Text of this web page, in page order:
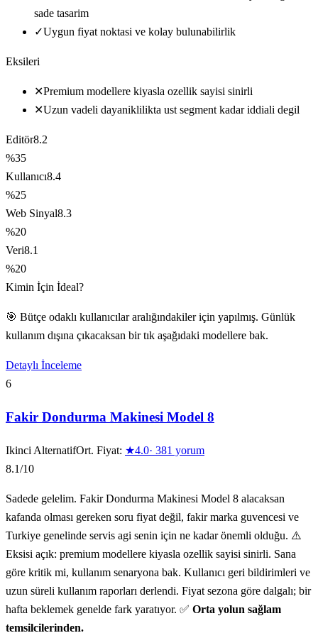
sade tasarim
✓Uygun fiyat noktasi ve kolay bulunabilirlik
Eksileri
✕Premium modellere kiyasla ozellik sayisi sinirli
✕Uzun vadeli dayaniklilikta ust segment kadar iddiali degil
Editör8.2
%35
Kullanıcı8.4
%25
Web Sinyal8.3
%20
Veri8.1
%20
Kimin İçin İdeal?
🎯 Bütçe odaklı kullanıcılar aralığındakiler için yapılmış. Günlük
kullanım dışına çıkacaksan bir tık aşağıdaki modellere bak.
Detaylı İnceleme
6
Fakir Dondurma Makinesi Model 8
Ikinci AlternatifOrt. Fiyat: ★4.0· 381 yorum
8.1/10
Sadede gelelim. Fakir Dondurma Makinesi Model 8 alacaksan
kafanda olması gereken soru fiyat değil, fakir marka guvencesi ve
Turkiye genelinde servis agi senin için ne kadar önemli olduğu. ⚠️
Eksisi açık: premium modellere kiyasla ozellik sayisi sinirli. Sana
göre kritik mi, kullanım senaryona bak. Kullanıcı geri bildirimleri ve
uzun süreli kullanım raporları derlendi. Fiyat sezona göre dalgalı; bir
hafta beklemek genelde fark yaratıyor. ✅ Orta yolun sağlam
temsilcilerinden.